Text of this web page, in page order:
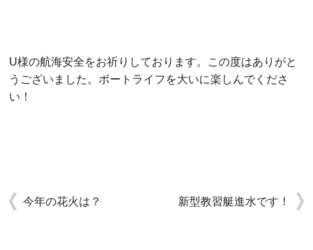
U様の航海安全をお祈りしております。この度はありがと
うございました。ボートライフを大いに楽しんでくださ
い！
今年の花火は？ 新型教習艇進水です！